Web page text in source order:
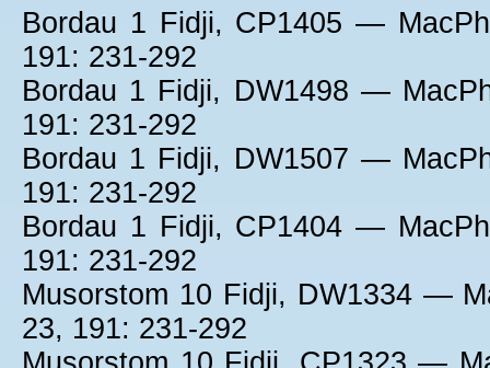
Bordau 1 Fidji, CP1405 —
191: 231-292
Bordau 1 Fidji, DW1498 —
191: 231-292
Bordau 1 Fidji, DW1507 —
191: 231-292
Bordau 1 Fidji, CP1404 —
191: 231-292
Musorstom 10 Fidji, DW1334 —
23, 191: 231-292